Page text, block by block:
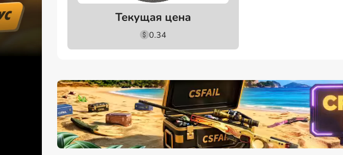
Текущая цена
0.34